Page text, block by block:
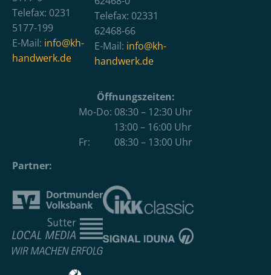
Telefax: 0231
5177-199
E-Mail: info@kh-
handwerk.de
Telefax: 02331
62468-66
E-Mail: info@kh-
handwerk.de
Öffnungszeiten:
Mo-Do: 08:30 – 12:30 Uhr
13:00 – 16:00 Uhr
Fr: 08:30 – 13:00 Uhr
Partner: